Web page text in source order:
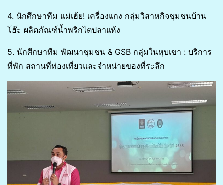
4. นักศึกษาทีม แม่เฮ้ย! เครื่องแกง กลุ่มวิสาหกิจชุมชนบ้าน
โฮ๊ะ ผลิตภัณฑ์น้ำพริกไตปลาแห้ง
5. นักศึกษาทีม พัฒนาชุมชน & GSB กลุ่มในหุบเขา : บริการ
ที่พัก สถานที่ท่องเที่ยวและจำหน่ายของที่ระลึก